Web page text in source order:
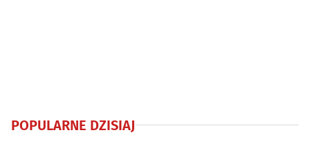
POPULARNE DZISIAJ